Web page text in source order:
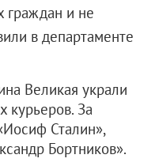
граждан и не
в департаменте
Великая украли
курьеров. За
Сталин»,
Бортников».